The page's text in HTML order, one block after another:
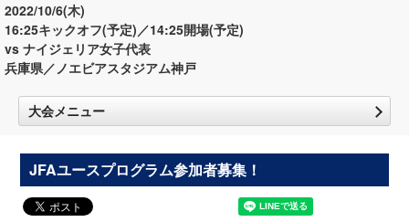
2022/10/6(木)
16:25キックオフ(予定)／14:25開場(予定)
vs ナイジェリア女子代表
兵庫県／ノエビアスタジアム神戸
大会メニュー
JFAユースプログラム参加者募集！